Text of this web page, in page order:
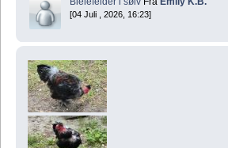
[04 Juli , 2026, 16:23]